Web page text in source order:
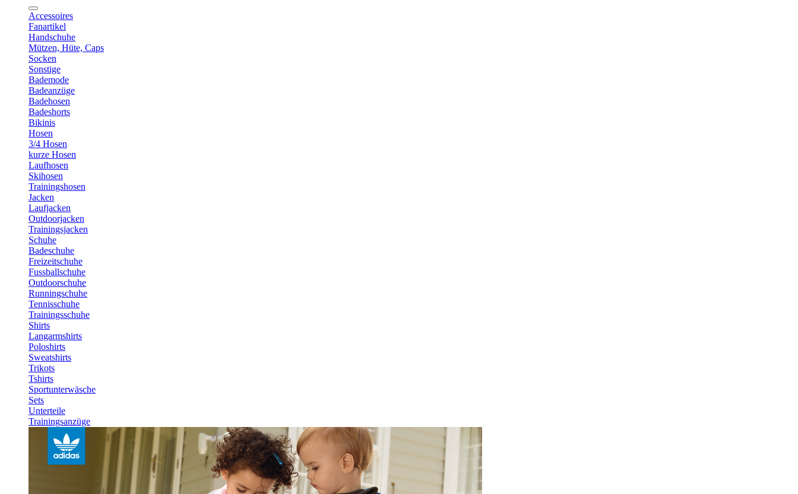
Accessoires
Fanartikel
Handschuhe
Mützen, Hüte, Caps
Socken
Sonstige
Bademode
Badeanzüge
Badehosen
Badeshorts
Bikinis
Hosen
3/4 Hosen
kurze Hosen
Laufhosen
Skihosen
Trainingshosen
Jacken
Laufjacken
Outdoorjacken
Trainingsjacken
Schuhe
Badeschuhe
Freizeitschuhe
Fussballschuhe
Outdoorschuhe
Runningschuhe
Tennisschuhe
Trainingsschuhe
Shirts
Langarmshirts
Poloshirts
Sweatshirts
Trikots
Tshirts
Sportunterwäsche
Sets
Unterteile
Trainingsanzüge